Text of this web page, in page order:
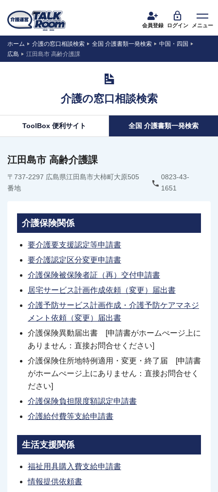
会員登録 ログイン メニュー
ホーム 介護の窓口相談検索 全国 介護書類一発検索
中国・四国
広島
江田島市 高齢介護課
介護の窓口相談検索
ToolBox 便利サイト 全国 介護書類一発検索
江田島市 高齢介護課
〒737-2297 広島県江田島市大柿町大原505
番地
0823-43-
1651
介護保険関係
要介護要支援認定等申請書
要介護認定区分変更申請書
介護保険被保険者証（再）交付申請書
居宅サービス計画作成依頼（変更）届出書
介護予防サービス計画作成・介護予防ケアマネジ
メント依頼（変更）届出書
介護保険異動届出書 [申請書がホームぺージ上に
ありません：直接お問合せください]
介護保険住所地特例適用・変更・終了届 [申請書
がホームぺージ上にありません：直接お問合せく
ださい]
介護保険負担限度額認定申請書
介護給付費等支給申請書
生活支援関係
福祉用具購入費支給申請書
情報提供依頼書